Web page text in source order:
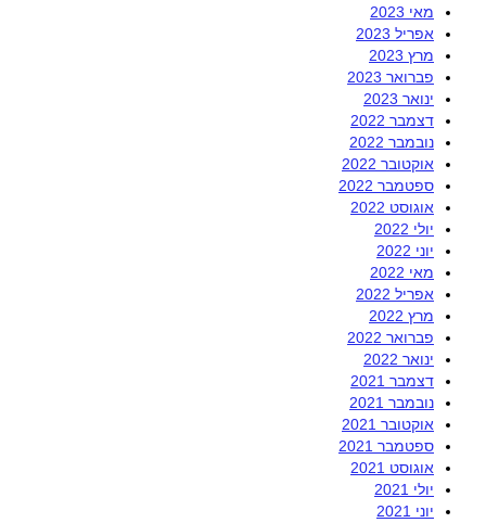
מאי 2023
אפריל 2023
מרץ 2023
פברואר 2023
ינואר 2023
דצמבר 2022
נובמבר 2022
אוקטובר 2022
ספטמבר 2022
אוגוסט 2022
יולי 2022
יוני 2022
מאי 2022
אפריל 2022
מרץ 2022
פברואר 2022
ינואר 2022
דצמבר 2021
נובמבר 2021
אוקטובר 2021
ספטמבר 2021
אוגוסט 2021
יולי 2021
יוני 2021